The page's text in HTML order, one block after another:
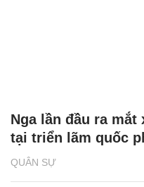
QUÂN SỰ
Nga lần đầu ra
tại triển lãm quốc